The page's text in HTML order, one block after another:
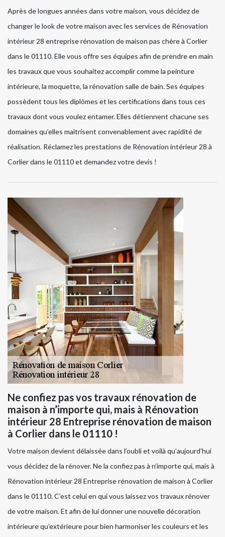
Après de longues années dans votre maison, vous décidez de
changer le look de votre maison avec les services de Rénovation
intérieur 28 entreprise rénovation de maison pas chère à Corlier
dans le 01110. Elle vous offre ses équipes afin de prendre en main
les travaux que vous souhaitez accomplir comme la peinture
intérieure, la moquette, la rénovation salle de bain. Ses équipes
possèdent tous les diplômes et les certifications dans tous ces
travaux dont vous voulez entamer. Elles détiennent chacune ses
domaines qu’elles maitrisent convenablement avec rapidité de
réalisation. Réclamez les prestations de Rénovation intérieur 28 à
Corlier dans le 01110 et demandez votre devis !
Ne confiez pas vos travaux rénovation de
maison à n’importe qui, mais à Rénovation
intérieur 28 Entreprise rénovation de maison
à Corlier dans le 01110 !
Votre maison devient délaissée dans l’oubli et voilà qu’aujourd’hui
vous décidez de la rénover. Ne la confiez pas à n’importe qui, mais à
Rénovation intérieur 28 Entreprise rénovation de maison à Corlier
dans le 01110. C’est celui en qui vous laissez vos travaux rénover
de votre maison. Et afin de lui donner une nouvelle décoration
intérieure qu’extérieure pour bien harmoniser les couleurs et les